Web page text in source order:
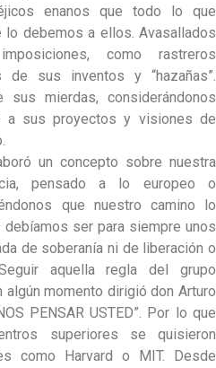
enanos que todo lo que
debemos a ellos. Avasallados
como rastreros
de sus inventos y “hazañas”.
mierdas, considerándonos
a sus proyectos y visiones de
un concepto sobre nuestra
pensado a lo europeo o
que nuestro camino lo
debíamos ser para siempre unos
de soberanía ni de liberación o
aquella regla del grupo
algún momento dirigió don Arturo
PENSAR USTED”. Por lo que
superiores se quisieron
como Harvard o MIT. Desde